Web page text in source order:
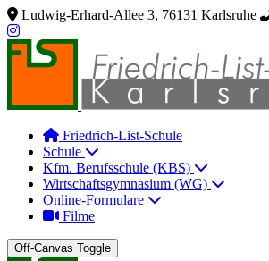
Ludwig-Erhard-Allee 3, 76131 Karlsruhe
Friedrich-List-Schule
Schule
Kfm. Berufsschule (KBS)
Wirtschaftsgymnasium (WG)
Online-Formulare
Filme
Off-Canvas Toggle